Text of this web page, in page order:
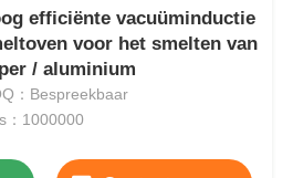
efficiënte vacuüminductie
voor het smelten van
/ aluminium
：Bespreekbaar
：1000000